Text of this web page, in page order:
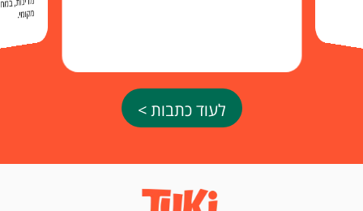
מקומי.
לעוד כתבות >